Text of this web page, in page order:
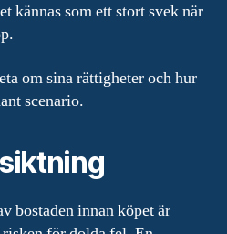
kännas som ett stort svek när
om sina rättigheter och hur
scenario.
bostaden innan köpet är